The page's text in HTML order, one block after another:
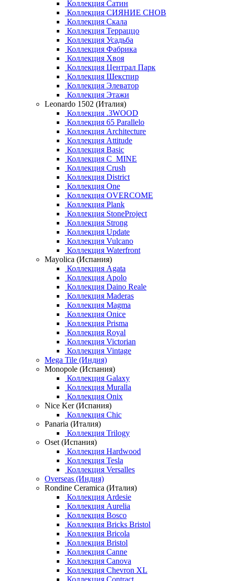
Коллекция Сатин
Коллекция СИЯНИЕ СНОВ
Коллекция Скала
Коллекция Терраццо
Коллекция Усадьба
Коллекция Фабрика
Коллекция Хвоя
Коллекция Централ Парк
Коллекция Шекспир
Коллекция Элеватор
Коллекция Этажи
Leonardo 1502 (Италия)
Коллекция .3WOOD
Коллекция 65 Parallelo
Коллекция Architecture
Коллекция Attitude
Коллекция Basic
Коллекция C_MINE
Коллекция Crush
Коллекция District
Коллекция One
Коллекция OVERCOME
Коллекция Plank
Коллекция StoneProject
Коллекция Strong
Коллекция Update
Коллекция Vulcano
Коллекция Waterfront
Mayolica (Испания)
Коллекция Agata
Коллекция Apolo
Коллекция Daino Reale
Коллекция Maderas
Коллекция Magma
Коллекция Onice
Коллекция Prisma
Коллекция Royal
Коллекция Victorian
Коллекция Vintage
Mega Tile (Индия)
Monopole (Испания)
Коллекция Galaxy
Коллекция Muralla
Коллекция Onix
Nice Ker (Испания)
Коллекция Chic
Panaria (Италия)
Коллекция Trilogy
Oset (Испания)
Коллекция Hardwood
Коллекция Tesla
Коллекция Versalles
Overseas (Индия)
Rondine Ceramica (Италия)
Коллекция Ardesie
Коллекция Aurelia
Коллекция Bosco
Коллекция Bricks Bristol
Коллекция Bricola
Коллекция Bristol
Коллекция Canne
Коллекция Canova
Коллекция Chevron XL
Коллекция Contract